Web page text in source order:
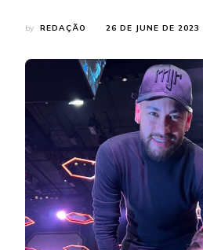
by REDAÇÃO 26 DE JUNE DE 2023